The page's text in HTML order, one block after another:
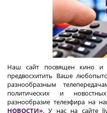
Наш сайт посвящен кино и
предвосхитить Ваше
разнообразным
политических и
разнообразие телеэфира на
НОВОСТИ». У нас на сайте